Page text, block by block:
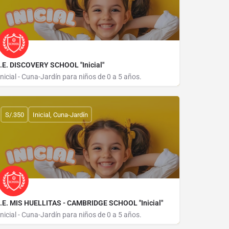
DISCOVERY SCHOOL "Inicial"
- Cuna-Jardín para niños de 0 a 5 años.
MIS HUELLITAS - CAMBRIDGE SCHOOL "Inicial"
- Cuna-Jardín para niños de 0 a 5 años.
S/.350 Inicial, Cuna-Jardín